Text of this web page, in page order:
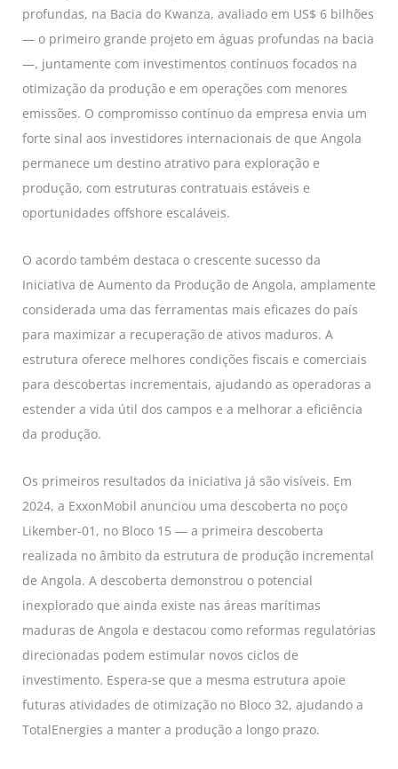
profundas, na Bacia do Kwanza, avaliado em US$ 6 bilhões
— o primeiro grande projeto em águas profundas na bacia
—, juntamente com investimentos contínuos focados na
otimização da produção e em operações com menores
emissões. O compromisso contínuo da empresa envia um
forte sinal aos investidores internacionais de que Angola
permanece um destino atrativo para exploração e
produção, com estruturas contratuais estáveis ​​e
oportunidades offshore escaláveis.
O acordo também destaca o crescente sucesso da
Iniciativa de Aumento da Produção de Angola, amplamente
considerada uma das ferramentas mais eficazes do país
para maximizar a recuperação de ativos maduros. A
estrutura oferece melhores condições fiscais e comerciais
para descobertas incrementais, ajudando as operadoras a
estender a vida útil dos campos e a melhorar a eficiência
da produção.
Os primeiros resultados da iniciativa já são visíveis. Em
2024, a ExxonMobil anunciou uma descoberta no poço
Likember-01, no Bloco 15 — a primeira descoberta
realizada no âmbito da estrutura de produção incremental
de Angola. A descoberta demonstrou o potencial
inexplorado que ainda existe nas áreas marítimas
maduras de Angola e destacou como reformas regulatórias
direcionadas podem estimular novos ciclos de
investimento. Espera-se que a mesma estrutura apoie
futuras atividades de otimização no Bloco 32, ajudando a
TotalEnergies a manter a produção a longo prazo.